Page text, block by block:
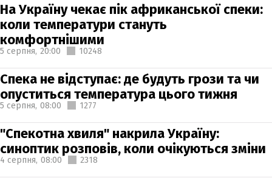
На Україну чекає пік африканської спеки:
коли температури стануть
комфортнішими
5 серпня, 20:00 10248
Спека не відступає: де будуть грози та чи
опуститься температура цього тижня
5 серпня, 08:00 1277
"Спекотна хвиля" накрила Україну:
синоптик розповів, коли очікуються зміни
4 серпня, 08:00 2318